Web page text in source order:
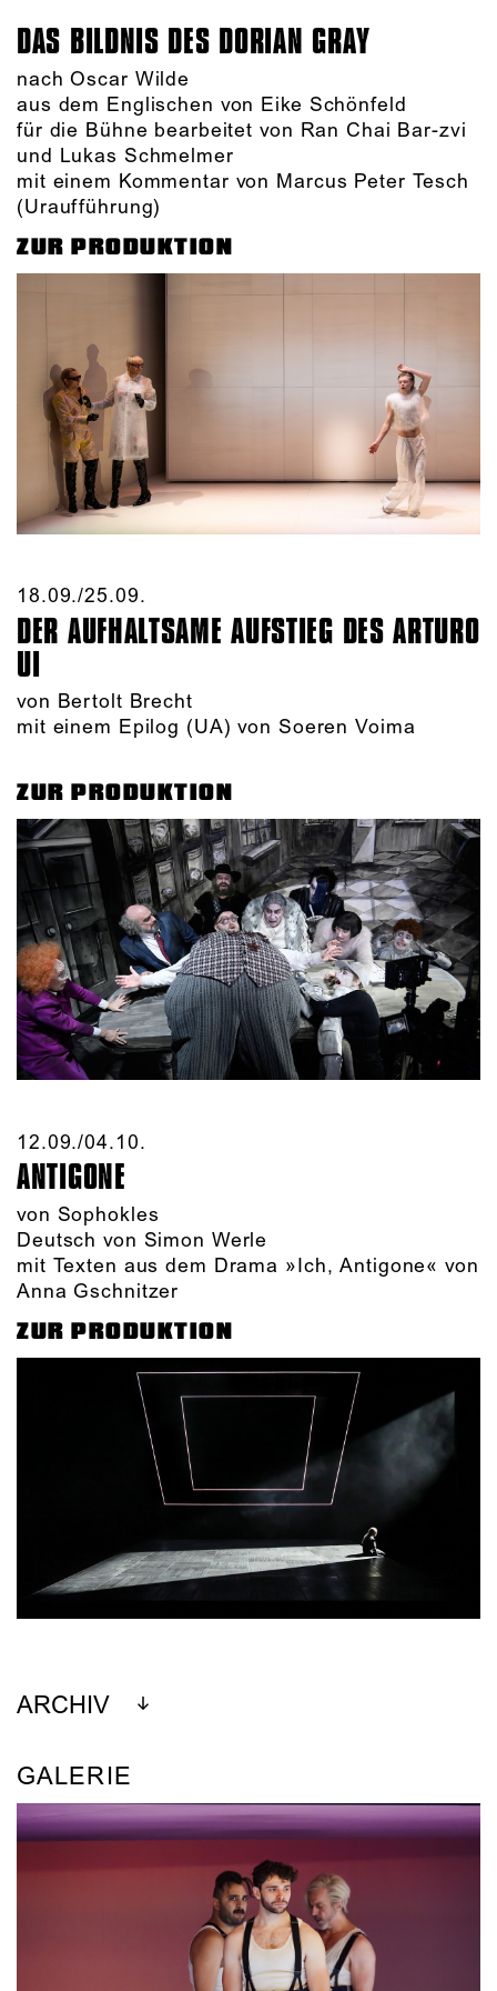
DAS BILDNIS DES DORIAN GRAY
nach Oscar Wilde
aus dem Englischen von Eike Schönfeld
für die Bühne bearbeitet von Ran Chai Bar-zvi
und Lukas Schmelmer
mit einem Kommentar von Marcus Peter Tesch
(Uraufführung)
ZUR PRODUKTION
18.09./​25.09.​
DER AUFHALTSAME AUFSTIEG DES ARTURO
UI
von Bertolt Brecht
mit einem Epilog (UA) von Soeren Voima
ZUR PRODUKTION
12.09./​04.10.​
ANTIGONE
von Sophokles
Deutsch von Simon Werle
mit Texten aus dem Drama »Ich, Antigone« von
Anna Gschnitzer
ZUR PRODUKTION
ARCHIV
GALERIE